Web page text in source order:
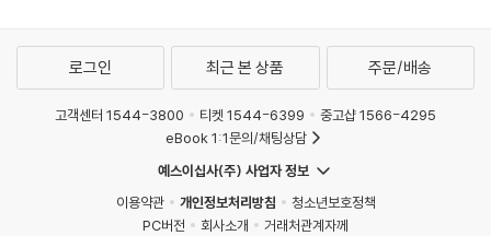
로그인 최근 본 상품 주문/배송
고객센터 1544-3800 티켓 1544-6399
중고샵 1566-4295
eBook 1:1문의/채팅상담
예스이십사(주) 사업자 정보
이용약관
개인정보처리방침
청소년보호정책
PC버전
회사소개 거래처관계자께